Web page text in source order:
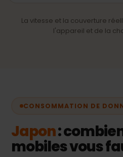
La vitesse et la couverture
l'appareil et de la
CONSOMMATION DE
Japon:
mobiles vous